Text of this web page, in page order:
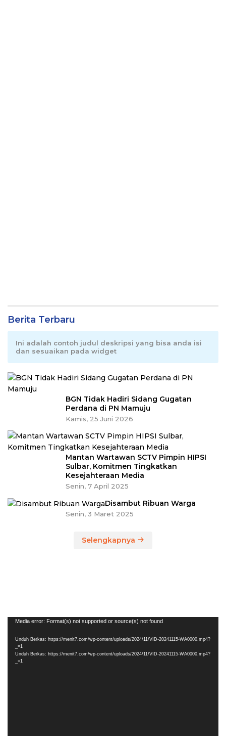
Berita Terbaru
Ini adalah contoh judul deskripsi yang bisa anda isi
dan sesuaikan pada widget
BGN Tidak Hadiri Sidang Gugatan
Perdana di PN Mamuju
Kamis, 25 Juni 2026
Mantan Wartawan SCTV Pimpin HIPSI
Sulbar, Komitmen Tingkatkan
Kesejahteraan Media
Senin, 7 April 2025
Disambut Ribuan Warga
Senin, 3 Maret 2025
Selengkapnya
Pemutar
Media error: Format(s) not supported or source(s) not found
Unduh Berkas: https://menit7.com/wp-content/uploads/2024/11/VID-20241115-WA0000.mp4?
_=1
Unduh Berkas: https://menit7.com/wp-content/uploads/2024/11/VID-20241115-WA0000.mp4?
_=1